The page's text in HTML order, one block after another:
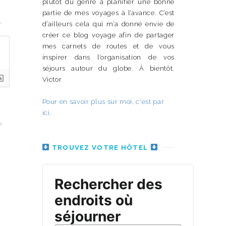
plutôt du genre à planifier une bonne
partie de mes voyages à l’avance. C’est
d’ailleurs cela qui m’a donné envie de
créer ce blog voyage afin de partager
mes carnets de routes et de vous
inspirer dans l’organisation de vos
séjours autour du globe. À bientôt.
Victor
Pour en savoir plus sur moi, c'est par
ici.
TROUVEZ VOTRE HÔTEL